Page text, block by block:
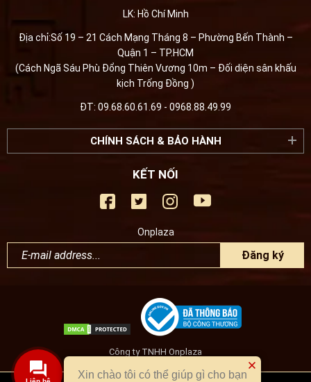
LK: Hồ Chí Minh
Địa chỉ:Số 19 – 21 Cách Mạng Tháng 8 – Phường Bến Thành –
Quận 1 – TP.HCM
(Cách Ngã Sáu Phù Đổng Thiên Vương 10m – Đối diện sân khấu
kịch Trống Đồng )
ĐT: 09.68.60.61.69 - 0968.88.49.99
CHÍNH SÁCH & BẢO HÀNH
KẾT NỐI
Onplaza
Đăng ký
Công ty TNHH Onplaza
Xin chào tôi có thể giúp gì cho bạn